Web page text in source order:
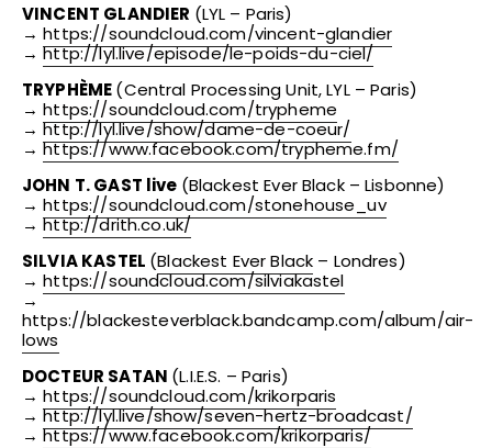
VINCENT GLANDIER (LYL – Paris)
→https://soundcloud.com/vincent-glandier
→http://lyl.live/episode/le-poids-du-ciel/
TRYPHÈME(Central Processing Unit, LYL – Paris)
→https://soundcloud.com/trypheme
→http://lyl.live/show/dame-de-coeur/
→https://www.facebook.com/trypheme.fm/
JOHN T. GAST live (Blackest Ever Black – Lisbonne)
→https://soundcloud.com/stonehouse_uv
→http://drith.co.uk/
SILVIA KASTEL (Blackest Ever Black – Londres)
→https://soundcloud.com/silviakastel
→
https://blackesteverblack.bandcamp.com/album/air-
lows
DOCTEUR SATAN (L.I.E.S. – Paris)
→https://soundcloud.com/krikorparis
→http://lyl.live/show/seven-hertz-broadcast/
→https://www.facebook.com/krikorparis/